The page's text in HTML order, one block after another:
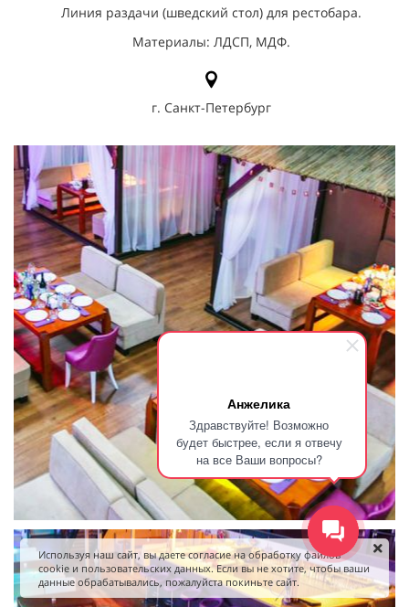
Анжелика
Здравствуйте! Возможно
будет быстрее, если я отвечу
на все Ваши вопросы?
Линия раздачи (шведский стол) для рестобара.
Материалы: ЛДСП, МДФ.
г. Санкт-Петербург
Используя наш сайт, вы даете согласие на обработку файлов
cookie и пользовательских данных. Если вы не хотите, чтобы ваши
данные обрабатывались, пожалуйста покиньте сайт.